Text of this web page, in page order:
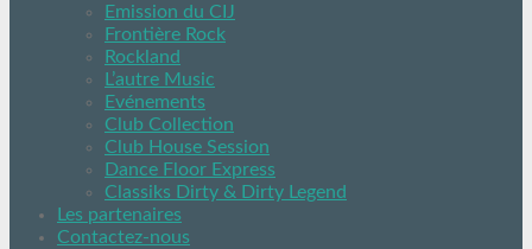
Emission du CIJ
Frontière Rock
Rockland
L’autre Music
Evénements
Club Collection
Club House Session
Dance Floor Express
Classiks Dirty & Dirty Legend
Les partenaires
Contactez-nous